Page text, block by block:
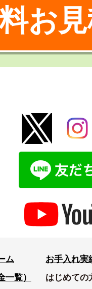
お
ム
一覧）
お手入れ実
はじめての